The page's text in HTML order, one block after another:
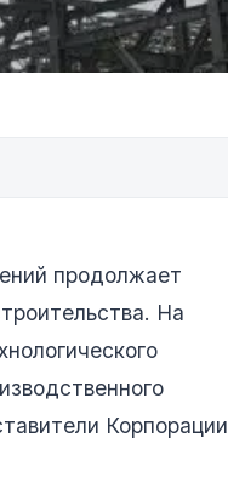
продолжает
На
Корпорации